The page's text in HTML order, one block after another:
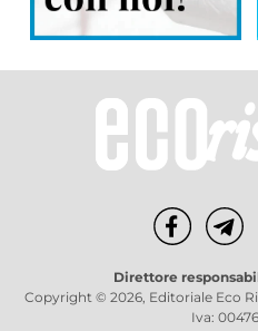
Direttore
Copyright © 2026, Editoriale Eco
Iva: